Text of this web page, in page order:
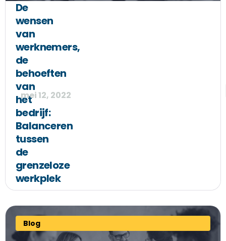
De
wensen
van
werknemers,
de
behoeften
van
het
bedrijf:
Balanceren
tussen
de
grenzeloze
werkplek
mei 12, 2022
Blog